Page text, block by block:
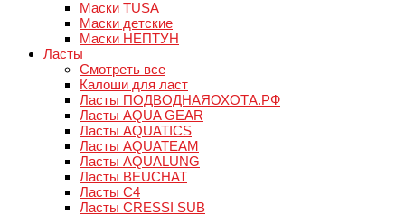
Маски TUSA
Маски детские
Маски НЕПТУН
Ласты
Смотреть все
Калоши для ласт
Ласты ПОДВОДНАЯОХОТА.РФ
Ласты AQUA GEAR
Ласты AQUATICS
Ласты AQUATEAM
Ласты AQUALUNG
Ласты BEUCHAT
Ласты C4
Ласты CRESSI SUB